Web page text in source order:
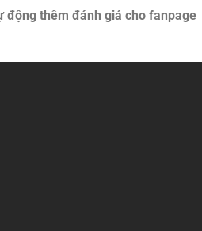
động thêm đánh giá cho fanpage